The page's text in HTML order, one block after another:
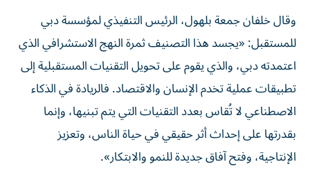
وقال خلفان جمعة بلهول، الرئيس التنفيذي لمؤسسة دبي
للمستقبل: «يجسد هذا التصنيف ثمرة النهج الاستشرافي الذي
اعتمدته دبي، والذي يقوم على تحويل التقنيات المستقبلية إلى
تطبيقات عملية تخدم الإنسان والاقتصاد. فالريادة في الذكاء
الاصطناعي لا تُقاس بعدد التقنيات التي يتم تبنيها، وإنما
بقدرتها على إحداث أثر حقيقي في حياة الناس، وتعزيز
الإنتاجية، وفتح آفاق جديدة للنمو والابتكار».